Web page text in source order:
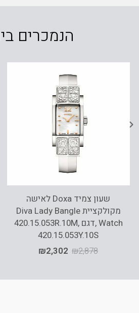
הנמכרים
שעון צמיד Doxa לאישה
מקולקציית Diva Lady Bangle
Watch ,דגם 420.15.053R.10M,
420.15.053Y.10S
₪2,878
₪2,302